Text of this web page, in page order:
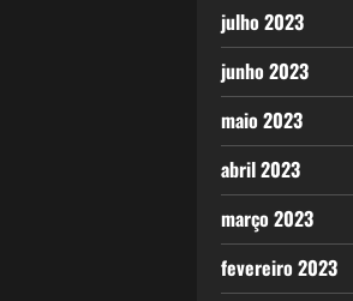
julho 2023
junho 2023
maio 2023
abril 2023
março 2023
fevereiro 2023